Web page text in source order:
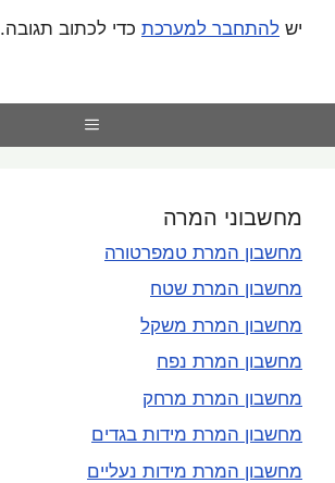
יש להתחבר למערכת כדי לכתוב תגובה.
Menu
מחשבוני המרה
מחשבון המרת טמפרטורה
מחשבון המרת שטח
מחשבון המרת משקל
מחשבון המרת נפח
מחשבון המרת מרחק
מחשבון המרת מידות בגדים
מחשבון המרת מידות נעליים